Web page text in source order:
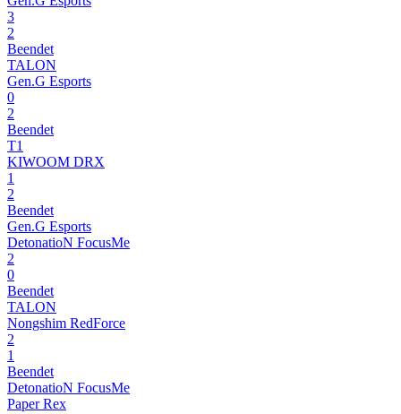
3
2
Beendet
TALON
Gen.G Esports
0
2
Beendet
T1
KIWOOM DRX
1
2
Beendet
Gen.G Esports
DetonatioN FocusMe
2
0
Beendet
TALON
Nongshim RedForce
2
1
Beendet
DetonatioN FocusMe
Paper Rex